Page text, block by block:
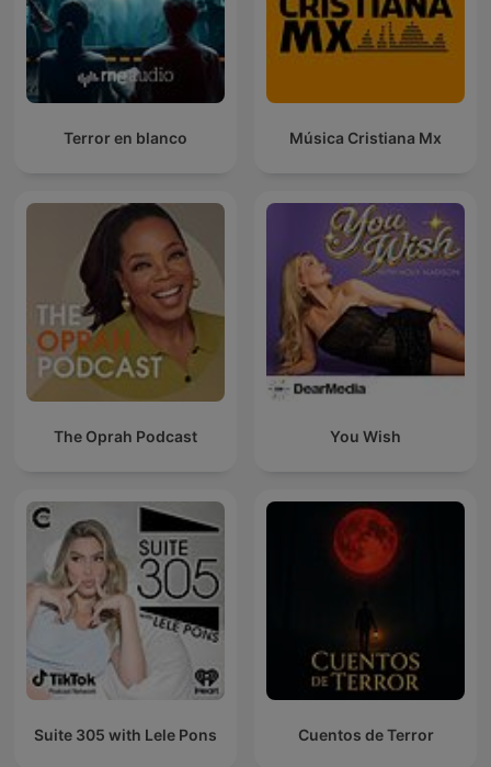
Terror en blanco Música Cristiana Mx
The Oprah Podcast You Wish
Suite 305 with Lele Pons Cuentos de Terror